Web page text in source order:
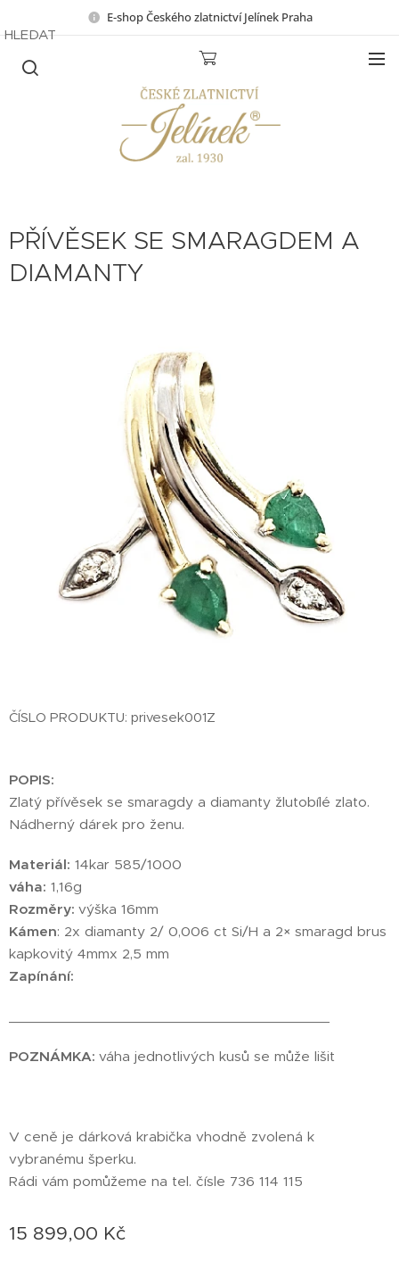
E-shop Českého zlatnictví Jelínek Praha
HLEDAT
PŘÍVĚSEK SE SMARAGDEM A
DIAMANTY
ČÍSLO PRODUKTU: privesek001Z
POPIS:
Zlatý přívěsek se smaragdy a diamanty žlutobílé zlato.
Nádherný dárek pro ženu.
Materiál: 14kar 585/1000
váha: 1,16g
Rozměry: výška 16mm
Kámen: 2x diamanty 2/ 0,006 ct Si/H a 2× smaragd brus
kapkovitý 4mmx 2,5 mm
Zapínání:
POZNÁMKA: váha jednotlivých kusů se může lišit
V ceně je dárková krabička vhodně zvolená k
vybranému šperku.
Rádi vám pomůžeme na tel. čísle 736 114 115
15 899,00 Kč